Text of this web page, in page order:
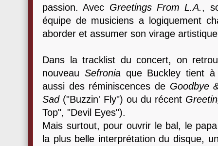
passion. Avec Greetings From L.A.,
équipe de musiciens a logiquement
aborder et assumer son virage
Dans la tracklist du concert, on
nouveau Sefroniaque Buckley tient à
aussi des réminiscences de Goodbye
Sad("Buzzin' Fly") ou du récent
Top", "Devil Eyes").
Mais surtout, pour ouvrir le bal, le
la plus belle interprétation du disque,